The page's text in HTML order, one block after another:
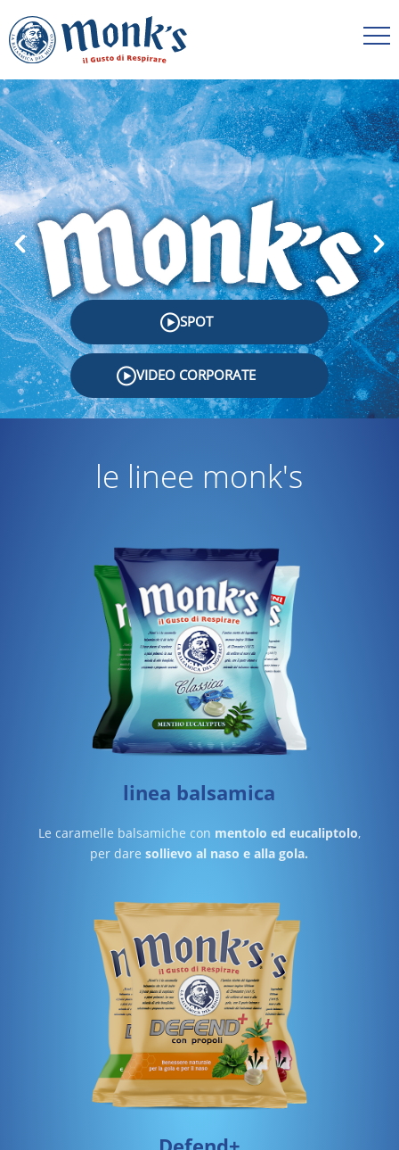
SPOT
VIDEO CORPORATE
le linee monk's
linea balsamica
Le caramelle balsamiche con mentolo ed eucaliptolo,
per daresollievo al naso e alla gola.